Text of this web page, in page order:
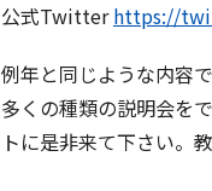
公式Twitterhttps://
例年と同じような内容
多くの種類の説明会を
トに是非来て下さい。